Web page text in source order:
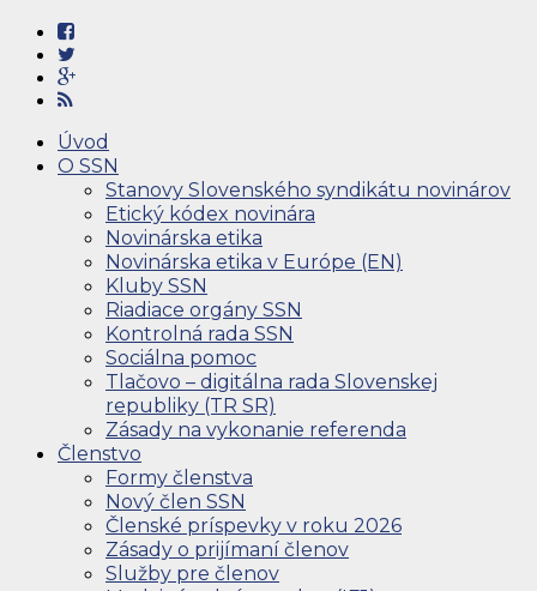
Úvod
O SSN
Stanovy Slovenského syndikátu novinárov
Etický kódex novinára
Novinárska etika
Novinárska etika v Európe (EN)
Kluby SSN
Riadiace orgány SSN
Kontrolná rada SSN
Sociálna pomoc
Tlačovo – digitálna rada Slovenskej
republiky (TR SR)
Zásady na vykonanie referenda
Členstvo
Formy členstva
Nový člen SSN
Členské príspevky v roku 2026
Zásady o prijímaní členov
Služby pre členov